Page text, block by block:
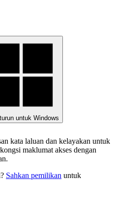
untuk Windows
kata laluan dan kelayakan untuk
maklumat akses dengan
Sahkan pemilikan untuk